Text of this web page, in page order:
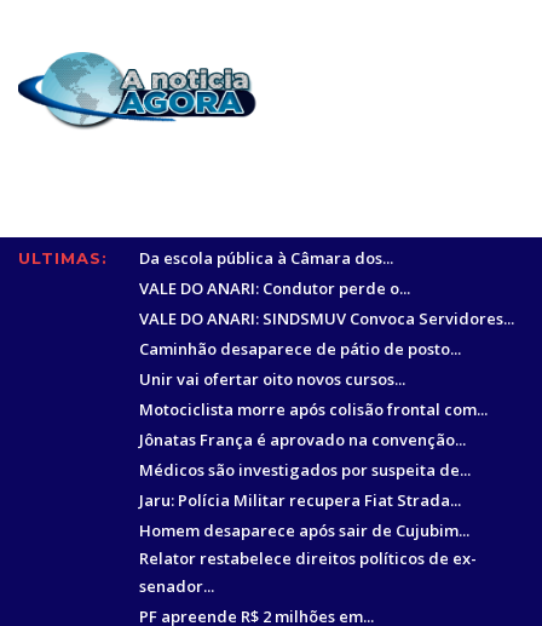
ULTIMAS:
Da escola pública à Câmara dos...
VALE DO ANARI: Condutor perde o...
VALE DO ANARI: SINDSMUV Convoca Servidores...
Caminhão desaparece de pátio de posto...
Unir vai ofertar oito novos cursos...
Motociclista morre após colisão frontal com...
Jônatas França é aprovado na convenção...
Médicos são investigados por suspeita de...
Jaru: Polícia Militar recupera Fiat Strada...
Homem desaparece após sair de Cujubim...
Relator restabelece direitos políticos de ex-
senador...
PF apreende R$ 2 milhões em...